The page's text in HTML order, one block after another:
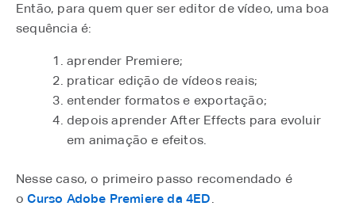
Então, para quem quer ser editor de vídeo, uma boa
sequência é:
aprender Premiere;
praticar edição de vídeos reais;
entender formatos e exportação;
depois aprender After Effects para evoluir
em animação e efeitos.
Nesse caso, o primeiro passo recomendado é
oCurso Adobe Premiere da 4ED⁠.